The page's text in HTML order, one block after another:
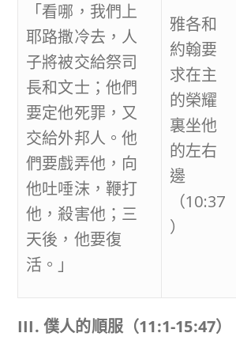
「看哪，我們上
耶路撒冷去，人
子將被交給祭司
長和文士；他們
要定他死罪，又
交給外邦人。他
們要戲弄他，向
他吐唾沫，鞭打
他，殺害他；三
天後，他要復
活。」
雅各和
約翰要
求在主
的榮耀
裏坐他
的左右
邊
（10:37
）
III. 僕人的順服（11:1-15:47）